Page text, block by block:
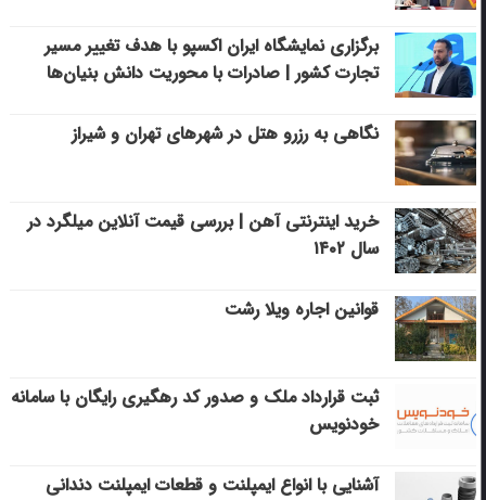
برگزاری نمایشگاه ایران اکسپو با هدف تغییر مسیر
تجارت کشور | صادرات با محوریت دانش بنیان‌ها
نگاهی به رزرو هتل در شهرهای تهران و شیراز
خرید اینترنتی آهن | بررسی قیمت آنلاین میلگرد در
سال ۱۴۰۲
قوانین اجاره ویلا رشت
ثبت قرارداد ملک و صدور کد رهگیری رایگان با سامانه
خودنویس
آشنایی با انواع ایمپلنت و قطعات ایمپلنت دندانی